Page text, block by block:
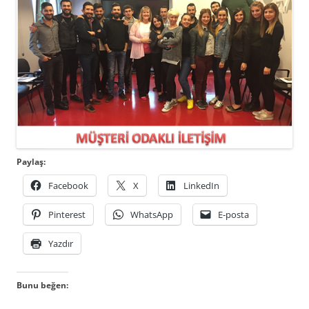
Paylaş:
Facebook X LinkedIn
Pinterest WhatsApp E-posta
Yazdır
Bunu beğen: